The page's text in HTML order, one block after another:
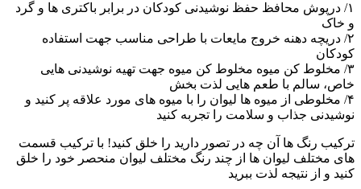
۱/‬ درپوش محافظ حفظ نوشیدنی کودکان در برابر باکتری ها و گرد
و خاک
۲/ ‬دریچه دهنه خروج مایعات با طراحی مناسب جهت استفاده
کودکان
۳‫‬/ مخلوط کن میوه مخلوط کن میوه جهت تهیه نوشیدنی هایی
خاص، سالم با طعم هایی لذت بخش
۴/‬ مخلوطی از میوه ها لیوان را با میوه های مورد علاقه پر کنید و
نوشیدنی جذاب و سلامت را تجربه کنید
ترکیب رنگ ها آن چه در تصور دارید را خلق کنید! با ترکیب قسمت
های مختلف لیوان ها از چند رنگ مختلف لیوان منحصر خود را خلق
کنید و از نتیجه لذت ببرید